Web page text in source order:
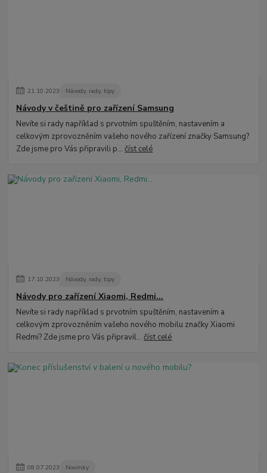
21.10.2023 Návody, rady, tipy
Návody v češtině pro zařízení Samsung
Nevíte si rady například s prvotním spuštěním, nastavením a
celkovým zprovozněním vašeho nového zařízení značky Samsung?
Zde jsme pro Vás připravili p...číst celé
17.10.2023 Návody, rady, tipy
Návody pro zařízení Xiaomi, Redmi...
Nevíte si rady například s prvotním spuštěním, nastavením a
celkovým zprovozněním vašeho nového mobilu značky Xiaomi
Redmi? Zde jsme pro Vás připravil...číst celé
08.07.2023 Novinky